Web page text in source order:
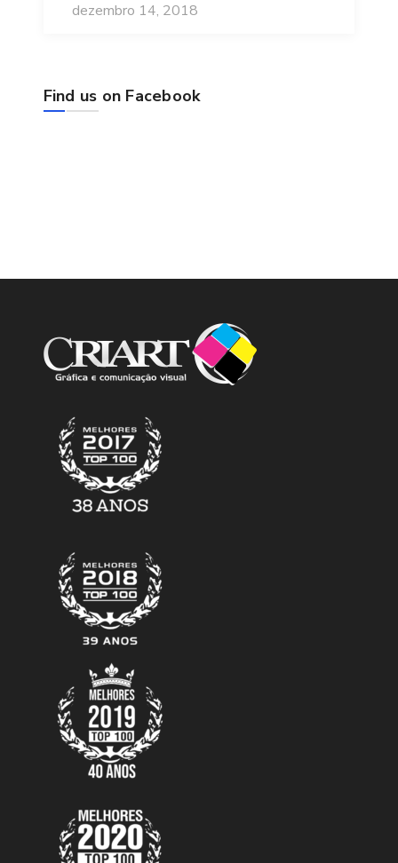
dezembro 14, 2018
Find us on Facebook